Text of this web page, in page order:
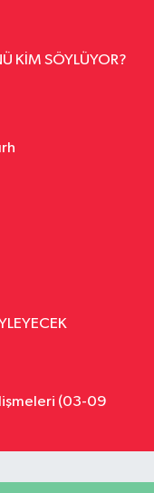
KİM SÖYLÜYOR?
(03-09